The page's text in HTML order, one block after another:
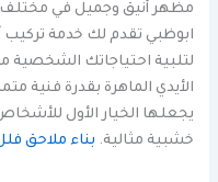
مظهر أنيق وجميل في مختلف
ابوظبي تقدم لك خدمة تركيب
لتلبية احتياجاتك الشخصية
الأيدي الماهرة بقدرة فنية
يجعلها الخيار الأول
خشبية مثالية. بناء ملاحق